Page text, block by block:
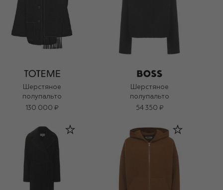
Шерстяное
полупальто
130 000 ₽
Шерстяное
полупальто
54 350 ₽